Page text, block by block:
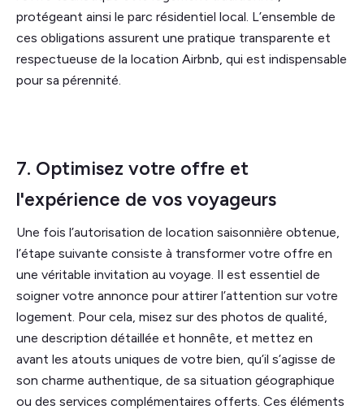
protégeant ainsi le parc résidentiel local. L’ensemble de
ces obligations assurent une pratique transparente et
respectueuse de la location Airbnb, qui est indispensable
pour sa pérennité.
7. Optimisez votre offre et
l'expérience de vos voyageurs
Une fois l’autorisation de location saisonnière obtenue,
l’étape suivante consiste à transformer votre offre en
une véritable invitation au voyage. Il est essentiel de
soigner votre annonce pour attirer l’attention sur votre
logement. Pour cela, misez sur des photos de qualité,
une description détaillée et honnête, et mettez en
avant les atouts uniques de votre bien, qu’il s’agisse de
son charme authentique, de sa situation géographique
ou des services complémentaires offerts. Ces éléments